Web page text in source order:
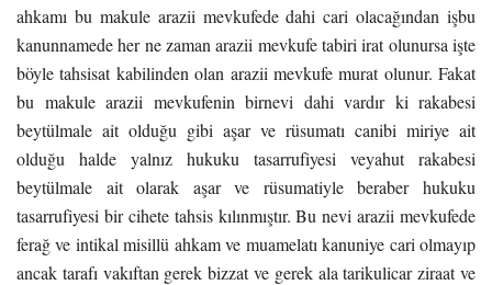
ahkamı bu makule arazii mevkufede dahi cari olacağından işbu
kanunnamede her ne zaman arazii mevkufe tabiri irat olunursa işte
böyle tahsisat kabilinden olan arazii mevkufe murat olunur. Fakat
bu makule arazii mevkufenin birnevi dahi vardır ki rakabesi
beytülmale ait olduğu gibi aşar ve rüsumatı canibi miriye ait
olduğu halde yalnız hukuku tasarrufiyesi veyahut rakabesi
beytülmale ait olarak aşar ve rüsumatiyle beraber hukuku
tasarrufiyesi bir cihete tahsis kılınmıştır. Bu nevi arazii mevkufede
ferağ ve intikal misillü ahkam ve muamelatı kanuniye cari olmayıp
ancak tarafı vakıftan gerek bizzat ve gerek ala tarikulicar ziraat ve